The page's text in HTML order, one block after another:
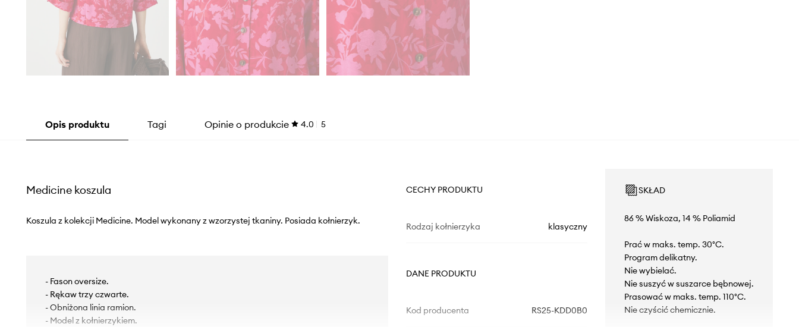
Opis produktu Tagi Opinie o produkcie 4.0 5
Medicine koszula
Koszula z kolekcji Medicine. Model wykonany z wzorzystej tkaniny. Posiada kołnierzyk.
- Fason oversize.
- Rękaw trzy czwarte.
- Obniżona linia ramion.
- Model z kołnierzykiem.
CECHY PRODUKTU
Rodzaj kołnierzyka klasyczny
DANE PRODUKTU
Kod producenta RS25-KDD0B0
SKŁAD
86 % Wiskoza, 14 % Poliamid
Prać w maks. temp. 30°C.
Program delikatny.
Nie wybielać.
Nie suszyć w suszarce bębnowej.
Prasować w maks. temp. 110°C.
Nie czyścić chemicznie.